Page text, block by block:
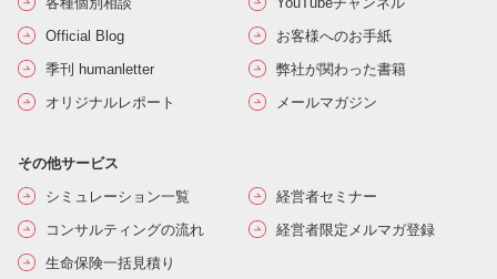
Official Blog
お客様へのお手紙
季刊 humanletter
弊社が関わった書籍
オリジナルレポート
メールマガジン
その他サービス
シミュレーション一覧
経営者セミナー
コンサルティングの流れ
経営者限定メルマガ登録
生命保険一括見積り